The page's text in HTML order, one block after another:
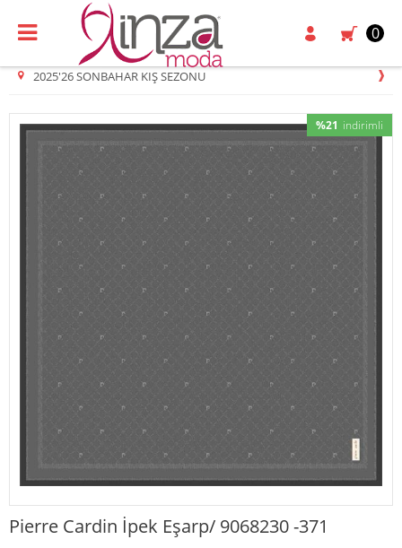
0
2025'26 SONBAHAR KIŞ SEZONU
%21 indirimli
Pierre Cardin İpek Eşarp/ 9068230 -371